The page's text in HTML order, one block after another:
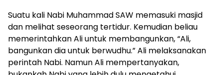
Suatu kali Nabi Muhammad SAW memasuki masjid
dan melihat seseorang tertidur. Kemudian beliau
memerintahkan Ali untuk membangunkan,“Ali,
bangunkan dia untuk berwudhu.” Ali melaksanakan
perintah Nabi. Namun Ali mempertanyakan,